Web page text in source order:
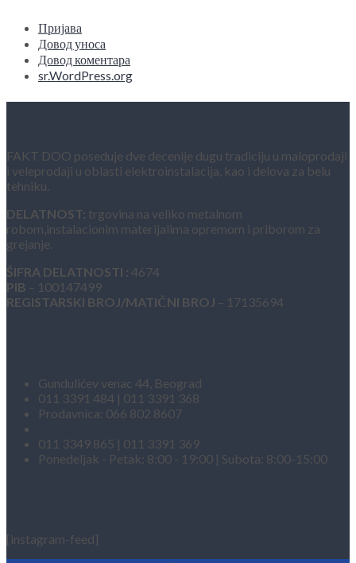
Пријава
Довод уноса
Довод коментара
sr.WordPress.org
FAKT DOO poseduje dve decenije dugu tradiciju u maloprodaji
i veleprodaji u oblasti elektroinstalacija, kao i delova za belu
tehniku.
DELATNOST: trgovina na veliko metalnom
robom,instalacionim materijalima opremom i priborom za
grejanje.
ŠIFRA DELATNOSTI : 4674
PIB – 100147499
REGISTARSKI BROJ/MATIČNI BROJ – 17135694
Gundulićev venac 44, Beograd
011 3391 484 | 011 3391 368
Prodavnica: 066 802 8607
011 3349 865 | 011 3391 369
Ponedeljak - Petak: 8:00 - 19:00 | Subota: 8:00-15:00
[instagram-feed]